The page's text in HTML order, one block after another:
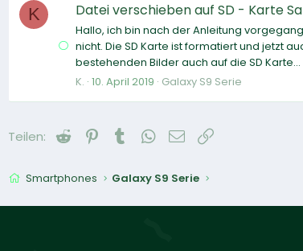
K Datei verschieben auf SD - Karte
Hallo, ich bin nach der Anleitung
nicht. Die SD Karte ist formatiert und jetzt
bestehenden Bilder auch auf die SD Karte...
K. 10. April 2019 Galaxy S9 Serie
Teilen: Reddit PinterestTumblrWhatsApp
E-Mail
Smartphones Galaxy S9 Serie